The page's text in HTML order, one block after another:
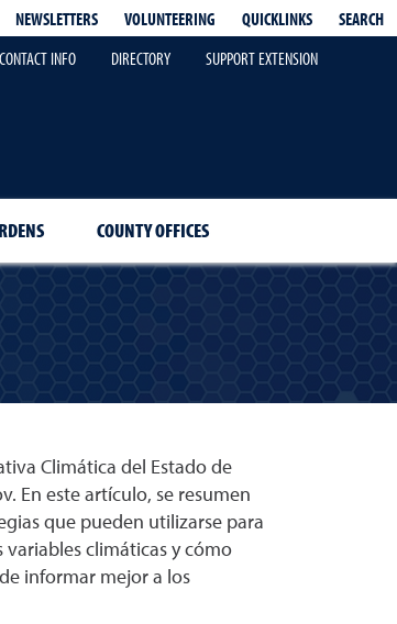
NEWSLETTERS VOLUNTEERING QUICKLINKS
SEARCH
CONTACT INFO
DIRECTORY SUPPORT EXTENSION
COUNTY OFFICES
Climática del Estado de
En este artículo, se resumen
que pueden utilizarse para
variables climáticas y cómo
informar mejor a los